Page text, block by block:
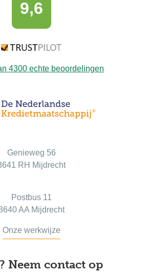
9,6
4300echte beoordelingen
Genieweg 56
RH Mijdrecht
Postbus 11
AA Mijdrecht
Onze werkwijze
Neem contact op